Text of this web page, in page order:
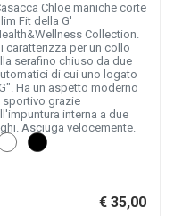
Chloe maniche corte
Fit della G'
Collection.
caratterizza per un collo
serafino chiuso da due
di cui uno logato
Ha un aspetto moderno
sportivo grazie
interna a due
Asciuga velocemente.
€ 35,00